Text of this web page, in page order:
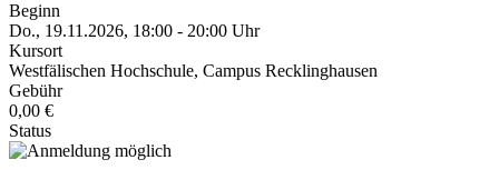
Beginn
Do., 19.11.2026, 18:00 - 20:00 Uhr
Kursort
Westfälischen Hochschule, Campus Recklinghausen
Gebühr
0,00 €
Status